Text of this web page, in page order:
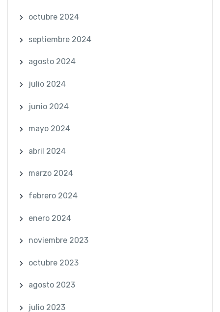
octubre 2024
septiembre 2024
agosto 2024
julio 2024
junio 2024
mayo 2024
abril 2024
marzo 2024
febrero 2024
enero 2024
noviembre 2023
octubre 2023
agosto 2023
julio 2023